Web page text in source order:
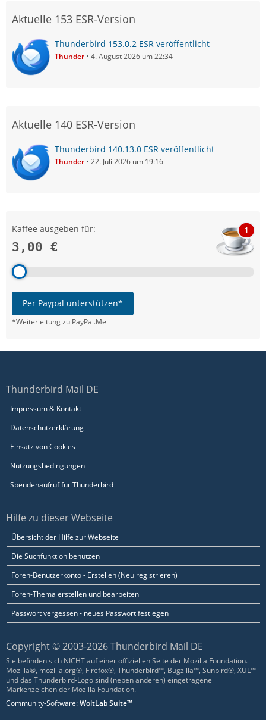
Aktuelle 153 ESR-Version
Thunderbird 153.0.2 ESR veröffentlicht
Thunder 4. August 2026 um 22:34
Aktuelle 140 ESR-Version
Thunderbird 140.13.0 ESR veröffentlicht
Thunder 22. Juli 2026 um 19:16
Kaffee ausgeben für:
3,00 €
1
Per Paypal unterstützen*
*Weiterleitung zu PayPal.Me
Thunderbird Mail DE
Impressum & Kontakt
Datenschutzerklärung
Einsatz von Cookies
Nutzungsbedingungen
Spendenaufruf für Thunderbird
Hilfe zu dieser Webseite
Übersicht der Hilfe zur Webseite
Die Suchfunktion benutzen
Foren-Benutzerkonto - Erstellen (Neu registrieren)
Foren-Thema erstellen und bearbeiten
Passwort vergessen - neues Passwort festlegen
Copyright © 2003-2026 Thunderbird Mail DE
Sie befinden sich NICHT auf einer offiziellen Seite der Mozilla Foundation.
Mozilla®, mozilla.org®, Firefox®, Thunderbird™, Bugzilla™, Sunbird®, XUL™
und das Thunderbird-Logo sind (neben anderen) eingetragene
Markenzeichen der Mozilla Foundation.
Community-Software:WoltLab Suite™